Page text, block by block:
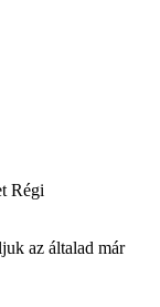
Régi
az általad már